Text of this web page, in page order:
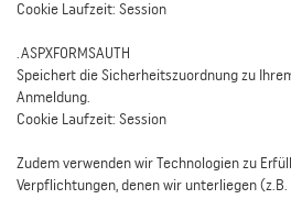
Cookie Laufzeit: Session
.ASPXFORMSAUTH
Speichert die Sicherheitszuordnung zu
Anmeldung.
Cookie Laufzeit: Session
Zudem verwenden wir Technologien zu
Verpflichtungen, denen wir unterliegen